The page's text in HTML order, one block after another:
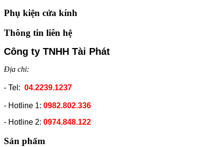
Phụ kiện cửa kính
Thông tin liên hệ
Công ty TNHH Tài Phát
Địa chỉ:
- Tel: 04.2239.1237
- Hotline 1: 0982.802.336
- Hotline 2: 0974.848.122
Sản phẩm